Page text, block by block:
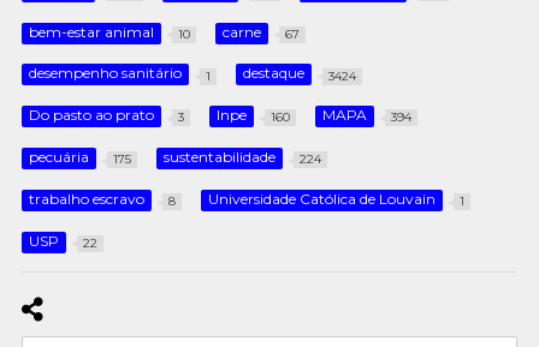
bem-estar animal 10 carne 67
desempenho sanitário 1 destaque 3424
Do pasto ao prato 3 Inpe 160 MAPA 394
pecuária 175 sustentabilidade 224
trabalho escravo 8 Universidade Católica de Louvain 1
USP 22